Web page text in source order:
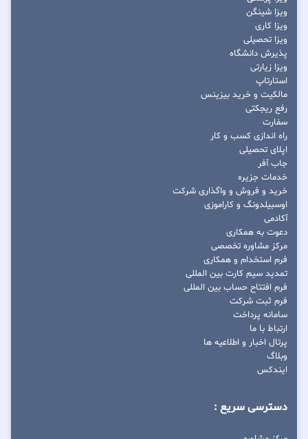
ویزا شینگن
ویزا کاری
ویزا تحصیلی
پذیرش دانشگاه
ویزا زیارتی
استارتاپ
مالکیت و خرید بیزینس
رفع ریجکتی
سفارت
راه اندازی کسب و کار
اپلای تحصیلی
جاب آفر
خدمات جزیره
خرید و فروش و واگذاری شرکت
اوسبیلدونگ و کاراموزی
آکادمی
دعوت به همکاری
مرکز مشاوره تخصصی
فرم استخدام و همکاری
تمدید سیم کارت بین المللی
فرم افتتاح حساب بین المللی
فرم ثبت شرکت
سامانه پرداخت
ارتباط با ما
پرتال اخبار و اطلاعیه ها
وبلاگ
ایندکس
دسترسی سریع :